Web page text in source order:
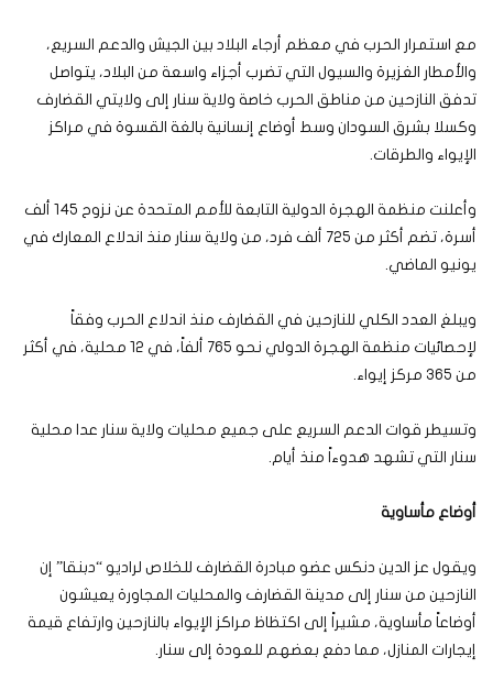
مع استمرار الحرب في معظم أرجاء البلاد بين الجيش والدعم السريع،
والأمطار الغزيرة والسيول التي تضرب أجزاء واسعة من البلاد، يتواصل
تدفق النازحين من مناطق الحرب خاصة ولاية سنار إلى ولايتي القضارف
وكسلا بشرق السودان وسط أوضاع إنسانية بالغة القسوة في مراكز
الإيواء والطرقات.
وأعلنت منظمة الهجرة الدولية التابعة للأمم المتحدة عن نزوح 145 ألف
أسرة، تضم أكثر من 725 ألف فرد، من ولاية سنار منذ اندلاع المعارك في
يونيو الماضي.
ويبلغ العدد الكلي للنازحين في القضارف منذ اندلاع الحرب وفقاً
لإحصائيات منظمة الهجرة الدولي نحو 765 ألفاً، في 12 محلية، في أكثر
من 365 مركز إيواء.
وتسيطر قوات الدعم السريع على جميع محليات ولاية سنار عدا محلية
سنار التي تشهد هدوءاً منذ أيام.
أوضاع مأساوية
ويقول عز الدين دنكس عضو مبادرة القضارف للخلاص لراديو “دبنقا” إن
النازحين من سنار إلى مدينة القضارف والمحليات المجاورة يعيشون
أوضاعاً مأساوية، مشيراً إلى اكتظاظ مراكز الإيواء بالنازحين وارتفاع قيمة
إيجارات المنازل، مما دفع بعضهم للعودة إلى سنار.